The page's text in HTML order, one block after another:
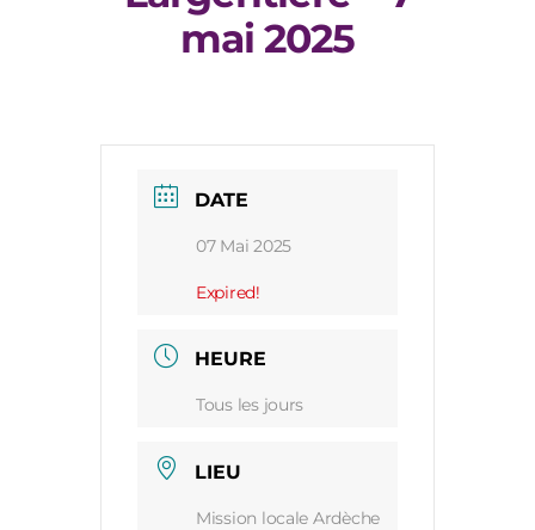
mai 2025
DATE
07 Mai 2025
Expired!
HEURE
Tous les jours
LIEU
Mission locale Ardèche